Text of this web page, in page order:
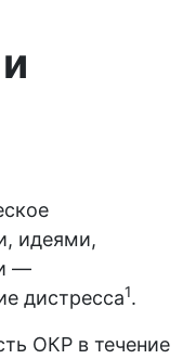
идеями,
—
дистресса1.
ОКР в течение